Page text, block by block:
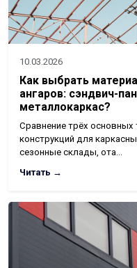
10.03.2026
Как выбрать
ангаров: сэндвич-
металлокаркас?
Сравнение трёх
конструкций для
сезонные склады, ота…
Читать →